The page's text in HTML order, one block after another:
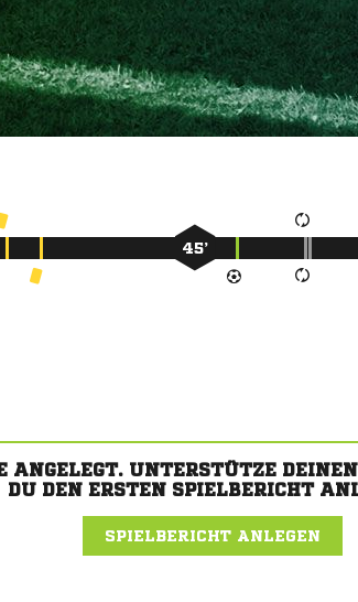
45’
ANGELEGT. UNTERSTÜTZE
DU DEN ERSTEN SPIELBERICHT
SPIELBERICHT ANLEGEN